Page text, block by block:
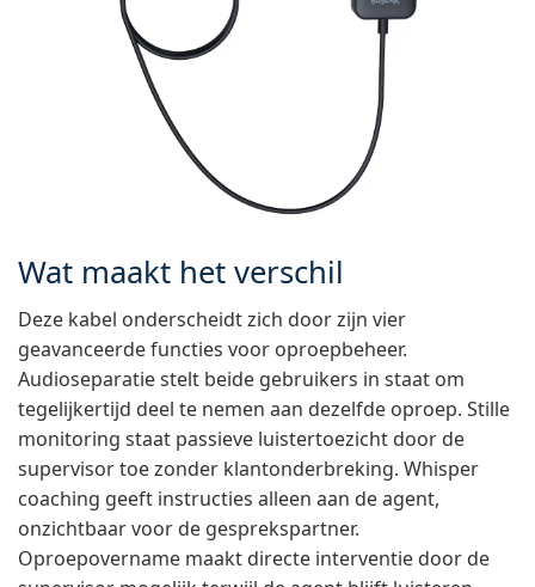
Wat maakt het verschil
Deze kabel onderscheidt zich door zijn vier
geavanceerde functies voor oproepbeheer.
Audioseparatie stelt beide gebruikers in staat om
tegelijkertijd deel te nemen aan dezelfde oproep. Stille
monitoring staat passieve luistertoezicht door de
supervisor toe zonder klantonderbreking. Whisper
coaching geeft instructies alleen aan de agent,
onzichtbaar voor de gesprekspartner.
Oproepovername maakt directe interventie door de